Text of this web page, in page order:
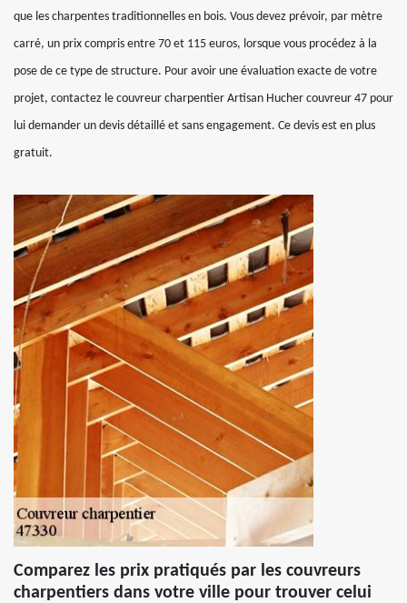
que les charpentes traditionnelles en bois. Vous devez prévoir, par mètre
carré, un prix compris entre 70 et 115 euros, lorsque vous procédez à la
pose de ce type de structure. Pour avoir une évaluation exacte de votre
projet, contactez le couvreur charpentier Artisan Hucher couvreur 47 pour
lui demander un devis détaillé et sans engagement. Ce devis est en plus
gratuit.
Comparez les prix pratiqués par les couvreurs
charpentiers dans votre ville pour trouver celui